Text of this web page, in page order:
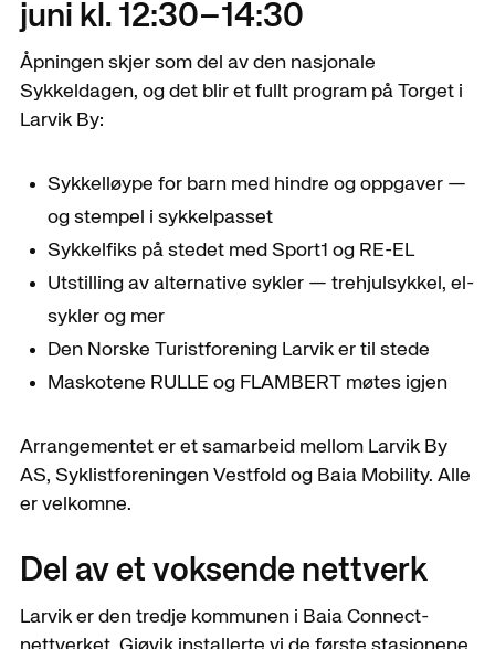
juni kl. 12:30–14:30
Åpningen skjer som del av den nasjonale
Sykkeldagen, og det blir et fullt program på Torget i
Larvik By:
Sykkelløype for barn med hindre og oppgaver —
og stempel i sykkelpasset
Sykkelfiks på stedet med Sport1 og RE-EL
Utstilling av alternative sykler — trehjulsykkel, el-
sykler og mer
Den Norske Turistforening Larvik er til stede
Maskotene RULLE og FLAMBERT møtes igjen
Arrangementet er et samarbeid mellom Larvik By
AS, Syklistforeningen Vestfold og Baia Mobility. Alle
er velkomne.
Del av et voksende nettverk
Larvik er den tredje kommunen i Baia Connect-